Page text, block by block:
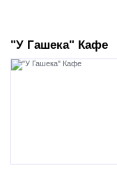
"У Гашека" Кафе